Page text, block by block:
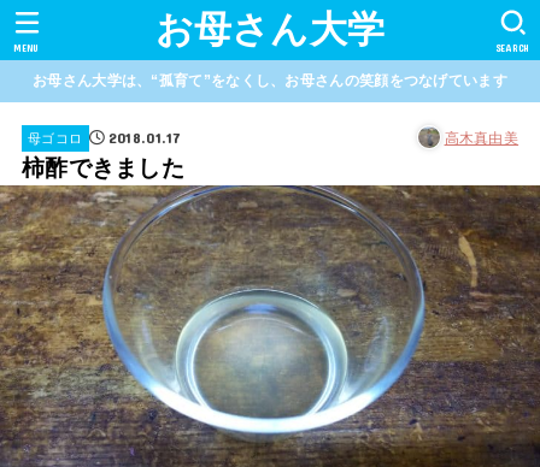
お母さん大学 SEARCH
MENU
お母さん大学は、“孤育て”をなくし、お母さんの笑顔をつなげています
母ゴコロ 2018.01.17 高木真由美
柿酢できました